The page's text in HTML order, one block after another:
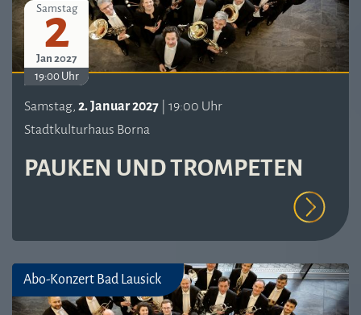
Samstag
2
Jan 2027
19:00 Uhr
Samstag, 2. Januar 2027 | 19:00 Uhr
Stadtkulturhaus Borna
PAUKEN UND TROMPETEN
Abo-Konzert Bad Lausick